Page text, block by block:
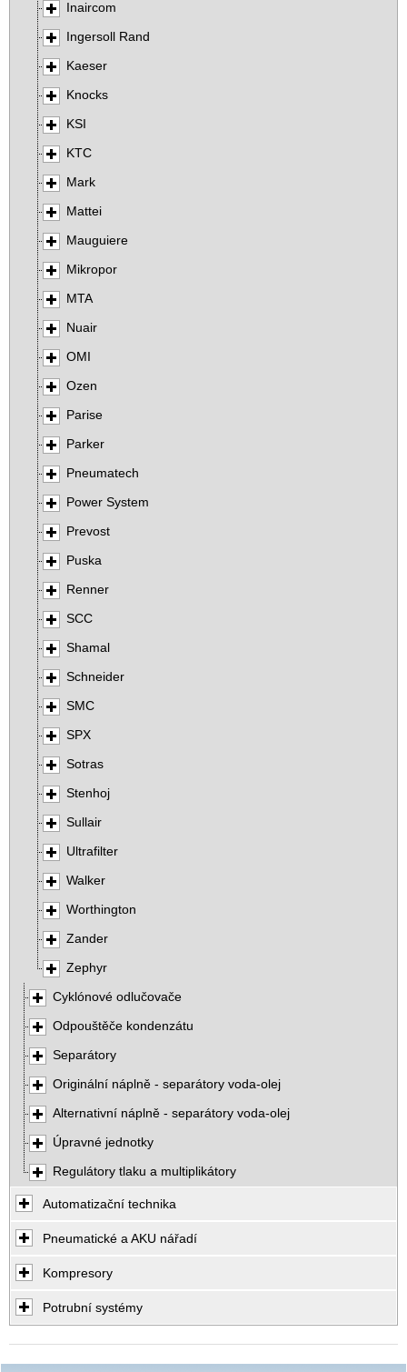
Inaircom
Ingersoll Rand
Kaeser
Knocks
KSI
KTC
Mark
Mattei
Mauguiere
Mikropor
MTA
Nuair
OMI
Ozen
Parise
Parker
Pneumatech
Power System
Prevost
Puska
Renner
SCC
Shamal
Schneider
SMC
SPX
Sotras
Stenhoj
Sullair
Ultrafilter
Walker
Worthington
Zander
Zephyr
Cyklónové odlučovače
Odpouštěče kondenzátu
Separátory
Originální náplně - separátory voda-olej
Alternativní náplně - separátory voda-olej
Úpravné jednotky
Regulátory tlaku a multiplikátory
Automatizační technika
Pneumatické a AKU nářadí
Kompresory
Potrubní systémy